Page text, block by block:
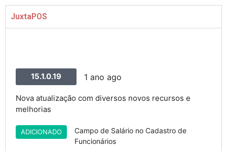
JuxtaPOS
15.1.0.19 1 ano ago
Nova atualização com diversos novos recursos e
melhorias
ADICIONADO
Campo de Salário no Cadastro de
Funcionários